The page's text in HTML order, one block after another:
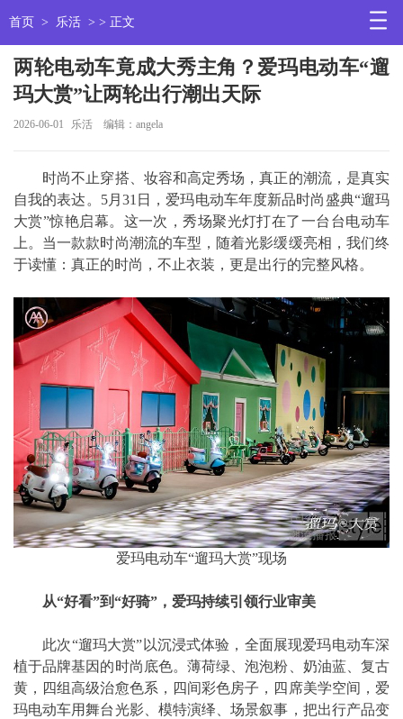
首页 > 乐活 > > 正文
两轮电动车竟成大秀主角？爱玛电动车“遛
玛大赏”让两轮出行潮出天际
2026-06-01 乐活 编辑：angela
时尚不止穿搭、妆容和高定秀场，真正的潮流，是真实
自我的表达。5月31日，爱玛电动车年度新品时尚盛典“遛玛
大赏”惊艳启幕。这一次，秀场聚光灯打在了一台台电动车
上。当一款款时尚潮流的车型，随着光影缓缓亮相，我们终
于读懂：真正的时尚，不止衣装，更是出行的完整风格。
爱玛电动车“遛玛大赏”现场
从“好看”到“好骑”，爱玛持续引领行业审美
此次“遛玛大赏”以沉浸式体验，全面展现爱玛电动车深
植于品牌基因的时尚底色。薄荷绿、泡泡粉、奶油蓝、复古
黄，四组高级治愈色系，四间彩色房子，四席美学空间，爱
玛电动车用舞台光影、模特演绎、场景叙事，把出行产品变